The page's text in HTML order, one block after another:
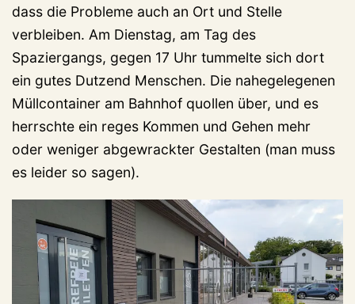
dass die Probleme auch an Ort und Stelle
verbleiben. Am Dienstag, am Tag des
Spaziergangs, gegen 17 Uhr tummelte sich dort
ein gutes Dutzend Menschen. Die nahegelegenen
Müllcontainer am Bahnhof quollen über, und es
herrschte ein reges Kommen und Gehen mehr
oder weniger abgewrackter Gestalten (man muss
es leider so sagen).